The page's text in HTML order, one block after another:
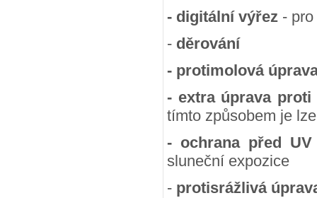
- digitální výřez -
- děrování
- protimolová
- extra úprava
tímto způsobem je
- ochrana před
sluneční expozice
- protisrážlivá